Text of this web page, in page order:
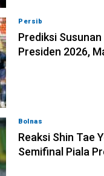
Persib
Prediksi
Presiden 2026,
Bolnas
Reaksi Shin Tae
Semifinal Piala